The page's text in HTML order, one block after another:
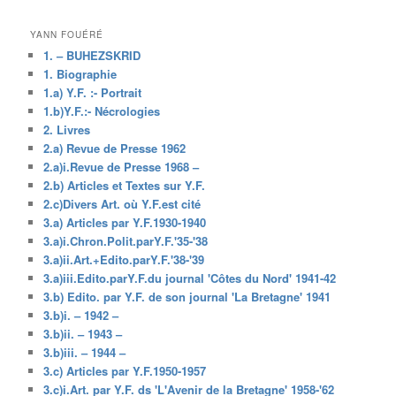
YANN FOUÉRÉ
1. – BUHEZSKRID
1. Biographie
1.a) Y.F. :- Portrait
1.b)Y.F.:- Nécrologies
2. Livres
2.a) Revue de Presse 1962
2.a)i.Revue de Presse 1968 –
2.b) Articles et Textes sur Y.F.
2.c)Divers Art. où Y.F.est cité
3.a) Articles par Y.F.1930-1940
3.a)i.Chron.Polit.parY.F.'35-'38
3.a)ii.Art.+Edito.parY.F.'38-'39
3.a)iii.Edito.parY.F.du journal 'Côtes du Nord' 1941-42
3.b) Edito. par Y.F. de son journal 'La Bretagne' 1941
3.b)i. – 1942 –
3.b)ii. – 1943 –
3.b)iii. – 1944 –
3.c) Articles par Y.F.1950-1957
3.c)i.Art. par Y.F. ds 'L'Avenir de la Bretagne' 1958-'62